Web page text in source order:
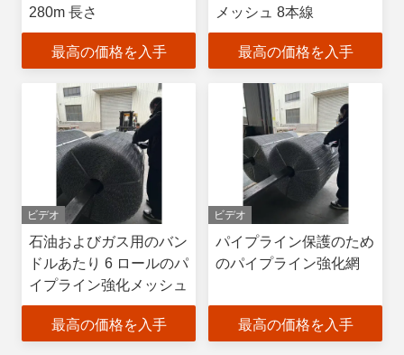
280m 長さ
最高の価格を入手
メッシュ 8本線
最高の価格を入手
ビデオ
石油およびガス用のバン
ドルあたり 6 ロールのパ
イプライン強化メッシュ
最高の価格を入手
ビデオ
パイプライン保護のため
のパイプライン強化網
最高の価格を入手